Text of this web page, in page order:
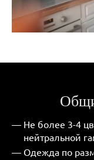
Не более 3-4
нейтральной
Одежда по